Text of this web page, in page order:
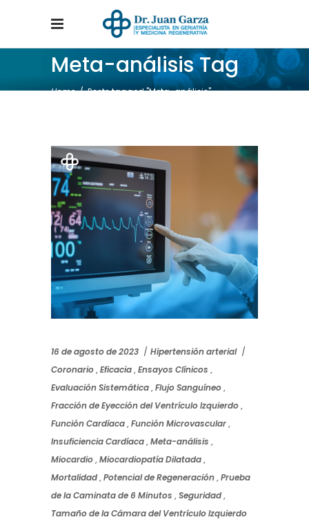
Meta-análisis Tag
Home/Posts tagged "Meta-análisis"
16 de agosto de 2023
Hipertensión arterial
Coronario,Eficacia,Ensayos Clínicos ,
Evaluación Sistemática,Flujo Sanguíneo,
Fracción de Eyección del Ventrículo Izquierdo,
Función Cardíaca,Función Microvascular,
Insuficiencia Cardíaca,Meta-análisis ,
Miocardio,Miocardiopatía Dilatada,
Mortalidad,Potencial de Regeneración,Prueba
de la Caminata de 6 Minutos ,Seguridad,
Tamaño de la Cámara del Ventrículo Izquierdo